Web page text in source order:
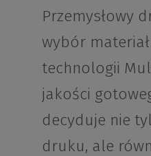
Przemysłowy
wybór
technologii
jakości
decyduje nie
druku, ale